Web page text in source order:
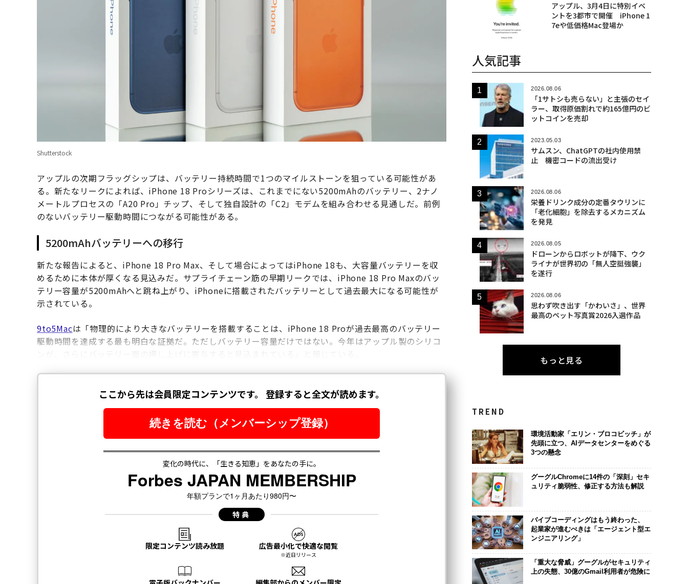
Shutterstock
アップルの次期フラッグシップは、バッテリー持続時間で1つのマイルストーンを狙っている可能性があ
る。新たなリークによれば、iPhone 18 Proシリーズは、これまでにない5200mAhのバッテリー、2ナノ
メートルプロセスの「A20 Pro」チップ、そして独自設計の「C2」モデムを組み合わせる見通しだ。前例
のないバッテリー駆動時間につながる可能性がある。
5200mAhバッテリーへの移行
新たな報告によると、iPhone 18 Pro Max、そして場合によってはiPhone 18も、大容量バッテリーを収
めるために本体が厚くなる見込みだ。サプライチェーン筋の早期リークでは、iPhone 18 Pro Maxのバッ
テリー容量が5200mAhへと跳ね上がり、iPhoneに搭載されたバッテリーとして過去最大になる可能性が
示されている。
9to5Macは「物理的により大きなバッテリーを搭載することは、iPhone 18 Proが過去最高のバッテリー
駆動時間を達成する最も明白な証拠だ。ただしバッテリー容量だけではない。今年はアップル製のシリコ
アップル、3月4日に特別イベ
ントを3都市で開催 iPhone 1
7eや低価格Mac登場か
人気記事
2026.08.06
「1サトシも売らない」と主張のセイ
ラー、取得原価割れで約165億円のビ
ットコインを売却
2023.05.03
サムスン、ChatGPTの社内使用禁
止 機密コードの流出受け
2026.08.06
栄養ドリンク成分の定番タウリンに
「老化細胞」を除去するメカニズム
を発見
2026.08.05
ドローンからロボットが降下、ウク
ライナが世界初の「無人空挺強襲」
を遂行
2026.08.06
思わず吹き出す「かわいさ」、世界
最高のペット写真賞2026入選作品
もっと見る
TREND
環境活動家「エリン・ブロコビッチ」が
先頭に立つ、AIデータセンターをめぐる
3つの懸念
グーグルChromeに14件の「深刻」セキ
ュリティ脆弱性、修正する方法も解説
バイブコーディングはもう終わった、
起業家が進むべきは「エージェント型エ
ンジニアリング」
「重大な脅威」グーグルがセキュリティ
上の失態、30億のGmail利用者が危険に